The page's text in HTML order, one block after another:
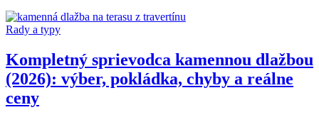
Rady a typy
Kompletný sprievodca kamennou dlažbou
(2026): výber, pokládka, chyby a reálne
ceny